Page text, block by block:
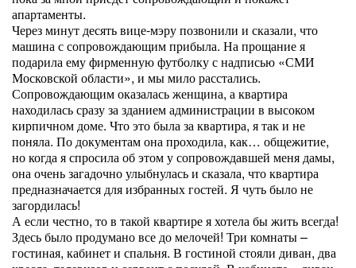
апартаменты.
Через минут десять вице-мэру позвонили и сказали, что
машина с сопровождающим прибыла. На прощание я
подарила ему фирменную футболку с надписью «СМИ
Московской области», и мы мило расстались.
Сопровождающим оказалась женщина, а квартира
находилась сразу за зданием администрации в высоком
кирпичном доме. Что это была за квартира, я так и не
поняла. По документам она проходила, как… общежитие,
но когда я спросила об этом у сопровождавшей меня дамы,
она очень загадочно улыбнулась и сказала, что квартира
предназначается для избранных гостей. Я чуть было не
загордилась!
А если честно, то в такой квартире я хотела бы жить всегда!
Здесь было продумано все до мелочей! Три комнаты –
гостиная, кабинет и спальня. В гостиной стояли диван, два